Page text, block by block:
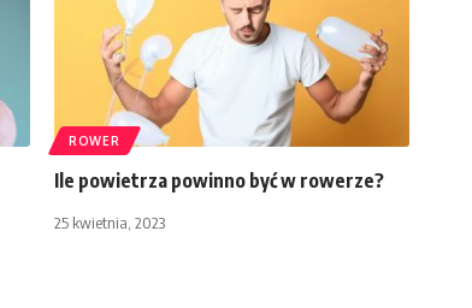
ROWER
Ile powietrza powinno być w rowerze?
25 kwietnia, 2023